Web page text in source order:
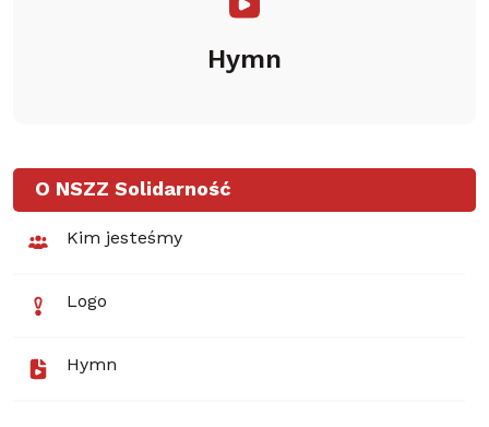
Hymn
O NSZZ Solidarność
Kim jesteśmy
Logo
Hymn